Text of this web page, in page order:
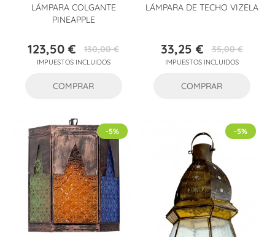
LÁMPARA COLGANTE
PINEAPPLE
Precio
123,50 €Precio
base
130,00 €
IMPUESTOS INCLUIDOS
COMPRAR
LÁMPARA DE TECHO VIZELA
Precio
33,25 €Precio
base
35,00 €
IMPUESTOS INCLUIDOS
COMPRAR
-5% -5%